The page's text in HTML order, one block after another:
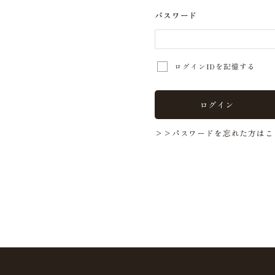
パスワード
ログインIDを記憶する
ログイン
>>パスワードを忘れた方は